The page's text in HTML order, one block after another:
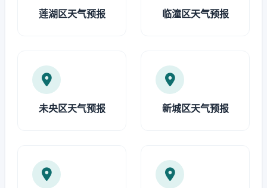
莲湖区天气预报 临潼区天气预报
未央区天气预报 新城区天气预报